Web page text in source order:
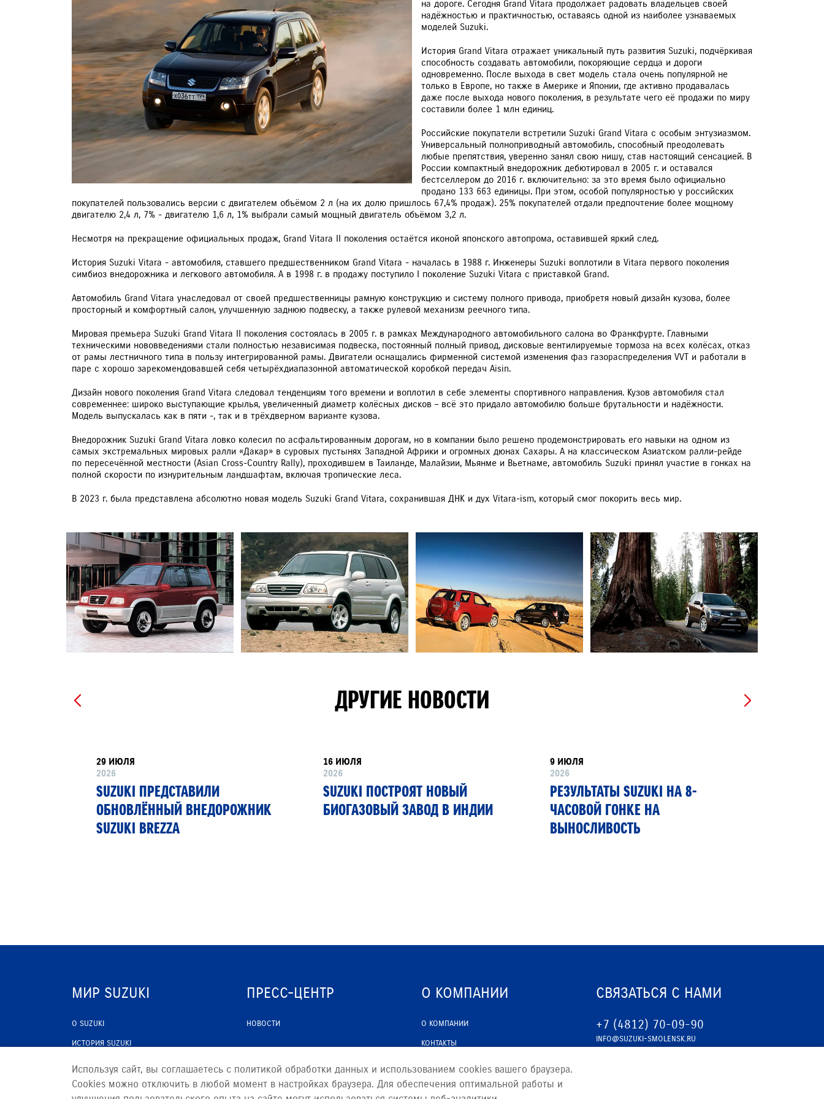
VITARA JIMNY
ЗАПИСЬ НА ТО РАССЧИТАТЬ ТО СЕРВИСНЫЕ КАМПАНИИ
на дороге. Сегодня Grand Vitara продолжает радовать владельцев своей
надёжностью и практичностью, оставаясь одной из наиболее узнаваемых
моделей Suzuki.
История Grand Vitara отражает уникальный путь развития Suzuki, подчёркивая
способность создавать автомобили, покоряющие сердца и дороги
одновременно. После выхода в свет модель стала очень популярной не
только в Европе, но также в Америке и Японии, где активно продавалась
даже после выхода нового поколения, в результате чего её продажи по миру
составили более 1 млн единиц.
Российские покупатели встретили Suzuki Grand Vitara с особым энтузиазмом.
Универсальный полноприводный автомобиль, способный преодолевать
любые препятствия, уверенно занял свою нишу, став настоящий сенсацией. В
России компактный внедорожник дебютировал в 2005 г. и оставался
бестселлером до 2016 г. включительно: за это время было официально
продано 133 663 единицы. При этом, особой популярностью у российских
покупателей пользовались версии с двигателем объёмом 2 л (на их долю пришлось 67,4% продаж). 25% покупателей отдали предпочтение более мощному
двигателю 2,4 л, 7% - двигателю 1,6 л, 1% выбрали самый мощный двигатель объёмом 3,2 л.
Несмотря на прекращение официальных продаж, Grand Vitara II поколения остаётся иконой японского автопрома, оставившей яркий след.
История Suzuki Vitara - автомобиля, ставшего предшественником Grand Vitara - началась в 1988 г. Инженеры Suzuki воплотили в Vitara первого поколения
симбиоз внедорожника и легкового автомобиля. А в 1998 г. в продажу поступило I поколение Suzuki Vitara с приставкой Grand.
Автомобиль Grand Vitara унаследовал от своей предшественницы рамную конструкцию и систему полного привода, приобретя новый дизайн кузова, более
просторный и комфортный салон, улучшенную заднюю подвеску, а также рулевой механизм реечного типа.
Мировая премьера Suzuki Grand Vitara II поколения состоялась в 2005 г. в рамках Международного автомобильного салона во Франкфурте. Главными
техническими нововведениями стали полностью независимая подвеска, постоянный полный привод, дисковые вентилируемые тормоза на всех колёсах, отказ
от рамы лестничного типа в пользу интегрированной рамы. Двигатели оснащались фирменной системой изменения фаз газораспределения VVT и работали в
паре с хорошо зарекомендовавшей себя четырёхдиапазонной автоматической коробкой передач Aisin.
Дизайн нового поколения Grand Vitara следовал тенденциям того времени и воплотил в себе элементы спортивного направления. Кузов автомобиля стал
современнее: широко выступающие крылья, увеличенный диаметр колёсных дисков – всё это придало автомобилю больше брутальности и надёжности.
Модель выпускалась как в пяти -, так и в трёхдверном варианте кузова.
Внедорожник Suzuki Grand Vitara ловко колесил по асфальтированным дорогам, но в компании было решено продемонстрировать его навыки на одном из
самых экстремальных мировых ралли «Дакар» в суровых пустынях Западной Африки и огромных дюнах Сахары. А на классическом Азиатском ралли-рейде
по пересечённой местности (Asian Cross-Country Rally), проходившем в Таиланде, Малайзии, Мьянме и Вьетнаме, автомобиль Suzuki принял участие в гонках на
полной скорости по изнурительным ландшафтам, включая тропические леса.
В 2023 г. была представлена абсолютно новая модель Suzuki Grand Vitara, сохранившая ДНК и дух Vitara-ism, который смог покорить весь мир.
ДРУГИЕ НОВОСТИ
29 ИЮЛЯ
2026
SUZUKI ПРЕДСТАВИЛИ
ОБНОВЛЁННЫЙ ВНЕДОРОЖНИК
SUZUKI BREZZA
16 ИЮЛЯ
2026
SUZUKI ПОСТРОЯТ НОВЫЙ
БИОГАЗОВЫЙ ЗАВОД В ИНДИИ
9 ИЮЛЯ
2026
РЕЗУЛЬТАТЫ SUZUKI НА 8-
ЧАСОВОЙ ГОНКЕ НА
ВЫНОСЛИВОСТЬ
МИР SUZUKI
О SUZUKI
ИСТОРИЯ SUZUKI
ПРЕСС-ЦЕНТР
НОВОСТИ
О КОМПАНИИ
О КОМПАНИИ
КОНТАКТЫ
СВЯЗАТЬСЯ С НАМИ
+7 (4812) 70-09-90
INFO@SUZUKI-SMOLENSK.RU
Используя сайт, вы соглашаетесь с политикой обработки данных и использованием cookies вашего браузера.
Cookies можно отключить в любой момент в настройках браузера. Для обеспечения оптимальной работы и